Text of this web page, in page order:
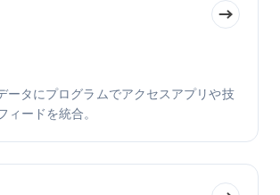
ータにプログラムでアクセスアプリや技
ィードを統合。